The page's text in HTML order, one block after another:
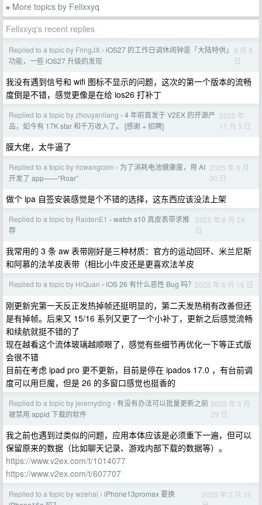
» More topics by Felixxyq
Felixxyq's recent replies
Replied to a topic by FringJX › iOS27 的工作日调休闹钟是「大陆特供」
功能，一些 iOS27 升级的发现
6 月 9
日
我没有遇到信号和 wifi 图标不显示的问题，这次的第一个版本的流畅
度倒是不错，感觉更像是在给 ios26 打补丁
Replied to a topic by zhouyanliang › 4 年前首发于 V2EX 的开源产
品，如今有 17K star 和千万收入了。 [感谢 + 招聘]
2025 年
11 月 5 日
膜大佬，太牛逼了
Replied to a topic by ricwangcom › 为了消耗电池健康度，用 AI
开发了 app——“Roar”
2025 年 6 月
30 日
做个 ipa 自签安装感觉是个不错的选择，这东西应该没法上架
Replied to a topic by RaidenE1 › watch s10 真皮表带求推
荐
2025 年 6 月 24
日
我常用的 3 条 aw 表带刚好是三种材质：官方的运动回环、米兰尼斯
和阿慕的法羊皮表带（相比小牛皮还是更喜欢法羊皮
Replied to a topic by HiQuan › iOS 26 有什么恶性 Bug 吗？ 2025 年 6 月 16 日
刚更新完第一天反正发热掉帧还挺明显的，第二天发热稍有改善但还
是有掉帧。后来又 15/16 系列又更了一个小补丁，更新之后感觉流畅
和续航就挺不错的了
现在越看这个流体玻璃越顺眼了，感觉有些细节再优化一下等正式版
会很不错
目前在考虑 ipad pro 更不更新，目前是停在 ipados 17.0 ，有台前调
度可以用巨魔，但是 26 的多窗口感觉也挺香的
Replied to a topic by jeremyding › 有没有办法可以批量更新之前
被禁用 appid 下载的软件
2025 年 5 月
29 日
我之前也遇到过类似的问题，应用本体应该是必须重下一遍，但可以
保留原来的数据（比如聊天记录、游戏内部下载的数据等）。
https://www.v2ex.com/t/1014077
https://www.v2ex.com/t/607707
Replied to a topic by wzehai › iPhone13promax 要换
2025 年 2 月 24